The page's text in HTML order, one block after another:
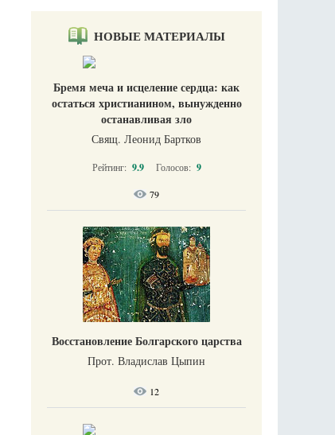
НОВЫЕ МАТЕРИАЛЫ
Бремя меча и исцеление сердца: как
остаться христианином, вынужденно
останавливая зло
Свящ. Леонид Бартков
Рейтинг: 9.9 Голосов: 9
79
Восстановление Болгарского царства
Прот. Владислав Цыпин
12